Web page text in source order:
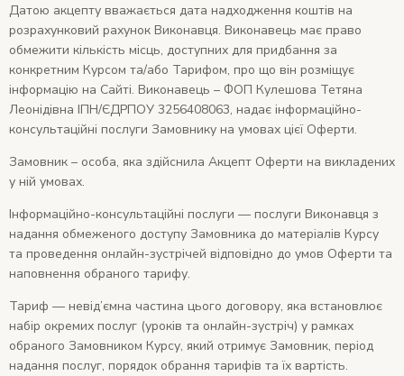
Датою акцепту вважається дата надходження коштів на
розрахунковий рахунок Виконавця. Виконавець має право
обмежити кількість місць, доступних для придбання за
конкретним Курсом та/або Тарифом, про що він розміщує
інформацію на Сайті. Виконавець – ФОП Кулешова Тетяна
Леонідівна ІПН/ЄДРПОУ 3256408063, надає інформаційно-
консультаційні послуги Замовнику на умовах цієї Оферти.
Замовник – особа, яка здійснила Акцепт Оферти на викладених
у ній умовах.
Інформаційно-консультаційні послуги — послуги Виконавця з
надання обмеженого доступу Замовника до матеріалів Курсу
та проведення онлайн-зустрічей відповідно до умов Оферти та
наповнення обраного тарифу.
Тариф — невід’ємна частина цього договору, яка встановлює
набір окремих послуг (уроків та онлайн-зустріч) у рамках
обраного Замовником Курсу, який отримує Замовник, період
надання послуг, порядок обрання тарифів та їх вартість.